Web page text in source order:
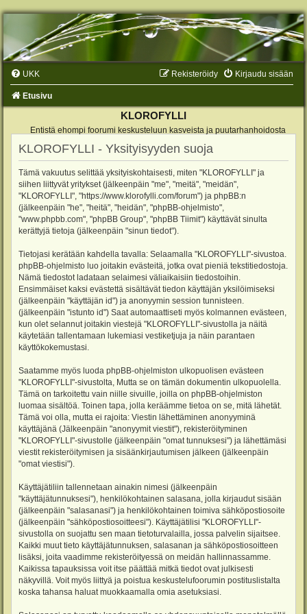
UKK Kirjaudu sisään
Rekisteröidy
Etusivu
KLOROFYLLI
Entistä ehompi foorumi keskusteluun kasveista ja puutarhanhoidosta
KLOROFYLLI - Yksityisyyden suoja
Tämä vakuutus selittää yksityiskohtaisesti, miten "KLOROFYLLI" ja
siihen liittyvät yritykset (jälkeenpäin "me", "meitä", "meidän",
"KLOROFYLLI", "https://www.klorofylli.com/forum") ja phpBB:n
(jälkeenpäin "he", "heitä", "heidän", "phpBB-ohjelmisto",
"www.phpbb.com", "phpBB Group", "phpBB Tiimit") käyttävät sinulta
kerättyjä tietoja (jälkeenpäin "sinun tiedot").
Tietojasi kerätään kahdella tavalla: Selaamalla "KLOROFYLLI"-sivustoa.
phpBB-ohjelmisto luo joitakin evästeitä, jotka ovat pieniä tekstitiedostoja.
Nämä tiedostot ladataan selaimesi väliaikaisiin tiedostoihin.
Ensimmäiset kaksi evästettä sisältävät tiedon käyttäjän yksilöimiseksi
(jälkeenpäin "käyttäjän id") ja anonyymin session tunnisteen.
(jälkeenpäin "istunto id") Saat automaattiseti myös kolmannen evästeen,
kun olet selannut joitakin viestejä "KLOROFYLLI"-sivustolla ja näitä
käytetään tallentamaan lukemiasi vestiketjuja ja näin parantaen
käyttökokemustasi.
Saatamme myös luoda phpBB-ohjelmiston ulkopuolisen evästeen
"KLOROFYLLI"-sivustolta, Mutta se on tämän dokumentin ulkopuolella.
Tämä on tarkoitettu vain niille sivuille, joilla on phpBB-ohjelmiston
luomaa sisältöä. Toinen tapa, jolla keräämme tietoa on se, mitä lähetät.
Tämä voi olla, mutta ei rajoita: Viestin lähettäminen anonyyminä
käyttäjänä (Jälkeenpäin "anonyymit viestit"), rekisteröityminen
"KLOROFYLLI"-sivustolle (jälkeenpäin "omat tunnuksesi") ja lähettämäsi
viestit rekisteröitymisen ja sisäänkirjautumisen jälkeen (jälkeenpäin
"omat viestisi").
Käyttäjätiliin tallennetaan ainakin nimesi (jälkeenpäin
"käyttäjätunnuksesi"), henkilökohtainen salasana, jolla kirjaudut sisään
(jälkeenpäin "salasanasi") ja henkilökohtainen toimiva sähköpostiosoite
(jälkeenpäin "sähköpostiosoitteesi"). Käyttäjätilisi "KLOROFYLLI"-
sivustolla on suojattu sen maan tietoturvalailla, jossa palvelin sijaitsee.
Kaikki muut tieto käyttäjätunnuksen, salasanan ja sähköpostiosoitteen
lisäksi, joita vaadimme rekisteröityessä on meidän hallinnassamme.
Kaikissa tapauksissa voit itse päättää mitkä tiedot ovat julkisesti
näkyvillä. Voit myös liittyä ja poistua keskustelufoorumin postituslistalta
koska tahansa haluat muokkaamalla omia asetuksiasi.